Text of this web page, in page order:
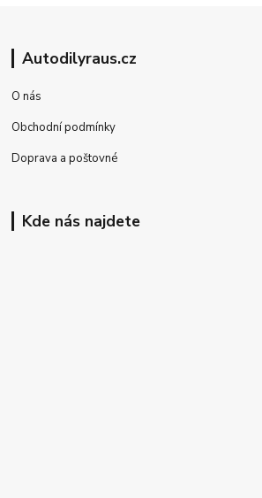
Autodilyraus.cz
O nás
Obchodní podmínky
Doprava a poštovné
Kde nás najdete